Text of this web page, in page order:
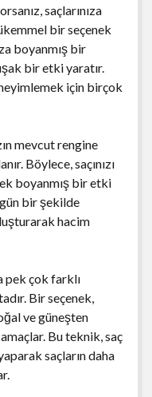
saçlarınıza
bir seçenek
boyanmış bir
bir etki yaratır.
için birçok
mevcut rengine
Böylece, saçınızı
boyanmış bir etki
bir şekilde
hacim
pek çok farklı
Bir seçenek,
ve güneşten
Bu teknik, saç
saçların daha